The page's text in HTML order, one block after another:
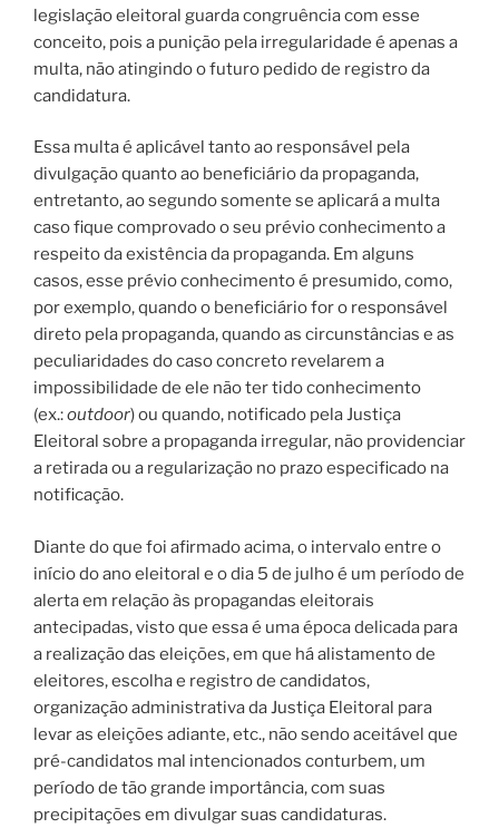
legislação eleitoral guarda congruência com esse
conceito, pois a punição pela irregularidade é apenas a
multa, não atingindo o futuro pedido de registro da
candidatura.
Essa multa é aplicável tanto ao responsável pela
divulgação quanto ao beneficiário da propaganda,
entretanto, ao segundo somente se aplicará a multa
caso fique comprovado o seu prévio conhecimento a
respeito da existência da propaganda. Em alguns
casos, esse prévio conhecimento é presumido, como,
por exemplo, quando o beneficiário for o responsável
direto pela propaganda, quando as circunstâncias e as
peculiaridades do caso concreto revelarem a
impossibilidade de ele não ter tido conhecimento
(ex.:outdoor) ou quando, notificado pela Justiça
Eleitoral sobre a propaganda irregular, não providenciar
a retirada ou a regularização no prazo especificado na
notificação.
Diante do que foi afirmado acima, o intervalo entre o
início do ano eleitoral e o dia 5 de julho é um período de
alerta em relação às propagandas eleitorais
antecipadas, visto que essa é uma época delicada para
a realização das eleições, em que há alistamento de
eleitores, escolha e registro de candidatos,
organização administrativa da Justiça Eleitoral para
levar as eleições adiante, etc., não sendo aceitável que
pré-candidatos mal intencionados conturbem, um
período de tão grande importância, com suas
precipitações em divulgar suas candidaturas.